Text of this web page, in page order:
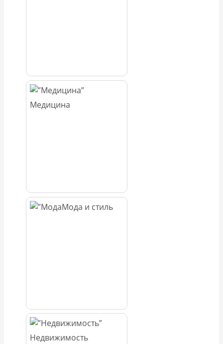
Медицина
Мода и стиль
Недвижимость